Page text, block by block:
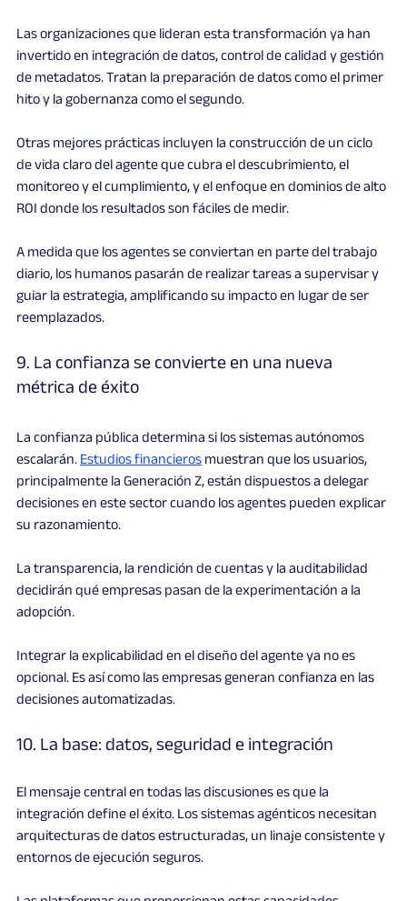
Las organizaciones que lideran esta transformación ya han
invertido en integración de datos, control de calidad y gestión
de metadatos. Tratan la preparación de datos como el primer
hito y la gobernanza como el segundo.
Otras mejores prácticas incluyen la construcción de un ciclo
de vida claro del agente que cubra el descubrimiento, el
monitoreo y el cumplimiento, y el enfoque en dominios de alto
ROI donde los resultados son fáciles de medir.
A medida que los agentes se conviertan en parte del trabajo
diario, los humanos pasarán de realizar tareas a supervisar y
guiar la estrategia, amplificando su impacto en lugar de ser
reemplazados.
9. La confianza se convierte en una nueva
métrica de éxito
La confianza pública determina si los sistemas autónomos
escalarán. Estudios financieros muestran que los usuarios,
principalmente la Generación Z, están dispuestos a delegar
decisiones en este sector cuando los agentes pueden explicar
su razonamiento.
La transparencia, la rendición de cuentas y la auditabilidad
decidirán qué empresas pasan de la experimentación a la
adopción.
Integrar la explicabilidad en el diseño del agente ya no es
opcional. Es así como las empresas generan confianza en las
decisiones automatizadas.
10. La base: datos, seguridad e integración
El mensaje central en todas las discusiones es que la
integración define el éxito. Los sistemas agénticos necesitan
arquitecturas de datos estructuradas, un linaje consistente y
entornos de ejecución seguros.